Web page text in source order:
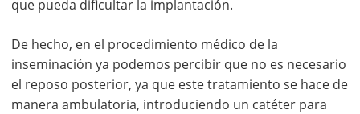
que pueda dificultar la implantación.
De hecho, en el procedimiento médico de la
inseminación ya podemos percibir que no es necesario
el reposo posterior, ya que este tratamiento se hace de
manera ambulatoria, introduciendo un catéter para